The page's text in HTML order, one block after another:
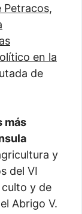
Petracos,
en la
de
más
y
del VI
culto y de
Abrigo V.